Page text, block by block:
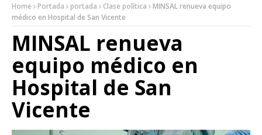
Home Portada portada Clase política
MINSAL renueva equipo
médico en Hospital de San Vicente
MINSAL renueva
equipo médico en
Hospital de San
Vicente